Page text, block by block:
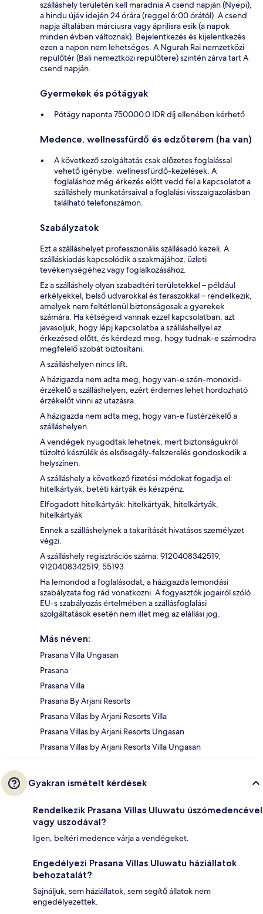
szálláshely területén kell maradnia A csend napján (Nyepi),
a hindu újév idején 24 órára (reggel 6:00 órától). A csend
napja általában márciusra vagy áprilisra esik (a napok
minden évben változnak). Bejelentkezés és kijelentkezés
ezen a napon nem lehetséges. A Ngurah Rai nemzetközi
repülőtér (Bali nemeztközi repülőtere) szintén zárva tart A
csend napján.
Gyermekek és pótágyak
Pótágy naponta 750000.0 IDR díj ellenében kérhető
Medence, wellnessfürdő és edzőterem (ha van)
A következő szolgáltatás csak előzetes foglalással
vehető igénybe: wellnessfürdő-kezelések. A
foglaláshoz még érkezés előtt vedd fel a kapcsolatot a
szálláshely munkatársaival a foglalási visszaigazolásban
található telefonszámon.
Szabályzatok
Ezt a szálláshelyet professzionális szállásadó kezeli. A
szálláskiadás kapcsolódik a szakmájához, üzleti
tevékenységéhez vagy foglalkozásához.
Ez a szálláshely olyan szabadtéri területekkel – például
erkélyekkel, belső udvarokkal és teraszokkal – rendelkezik,
amelyek nem feltétlenül biztonságosak a gyerekek
számára. Ha kétségeid vannak ezzel kapcsolatban, azt
javasoljuk, hogy lépj kapcsolatba a szálláshellyel az
érkezésed előtt, és kérdezd meg, hogy tudnak-e számodra
megfelelő szobát biztosítani.
A szálláshelyen nincs lift.
A házigazda nem adta meg, hogy van-e szén-monoxid-
érzékelő a szálláshelyen, ezért érdemes lehet hordozható
érzékelőt vinni az utazásra.
A házigazda nem adta meg, hogy van-e füstérzékelő a
szálláshelyen.
A vendégek nyugodtak lehetnek, mert biztonságukról
tűzoltó készülék és elsősegély-felszerelés gondoskodik a
helyszínen.
A szálláshely a következő fizetési módokat fogadja el:
hitelkártyák, betéti kártyák és készpénz.
Elfogadott hitelkártyák: hitelkártyák, hitelkártyák,
hitelkártyák
Ennek a szálláshelynek a takarítását hivatásos személyzet
végzi.
A szálláshely regisztrációs száma: 9120408342519,
9120408342519, 55193
Ha lemondod a foglalásodat, a házigazda lemondási
szabályzata fog rád vonatkozni. A fogyasztók jogairól szóló
EU-s szabályozás értelmében a szállásfoglalási
szolgáltatások esetén nem illet meg az elállási jog.
Más néven:
Prasana Villa Ungasan
Prasana
Prasana Villa
Prasana By Arjani Resorts
Prasana Villas by Arjani Resorts Villa
Prasana Villas by Arjani Resorts Ungasan
Prasana Villas by Arjani Resorts Villa Ungasan
Gyakran ismételt kérdések
Rendelkezik Prasana Villas Uluwatu úszómedencével
vagy uszodával?
Igen, beltéri medence várja a vendégeket.
Engedélyezi Prasana Villas Uluwatu háziállatok
behozatalát?
Sajnáljuk, sem háziállatok, sem segítő állatok nem
engedélyezettek.